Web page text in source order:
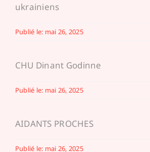
ukrainiens
Publié le: mai 26, 2025
CHU Dinant Godinne
Publié le: mai 26, 2025
AIDANTS PROCHES
Publié le: mai 26, 2025